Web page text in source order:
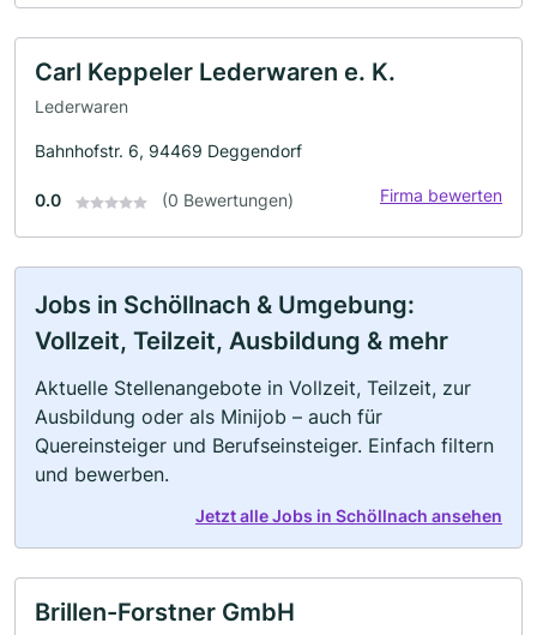
Carl Keppeler Lederwaren e. K.
Lederwaren
Bahnhofstr. 6, 94469 Deggendorf
0.0 (0 Bewertungen) Firma bewerten
Jobs in Schöllnach & Umgebung:
Vollzeit, Teilzeit, Ausbildung & mehr
Aktuelle Stellenangebote in Vollzeit, Teilzeit, zur
Ausbildung oder als Minijob – auch für
Quereinsteiger und Berufseinsteiger. Einfach filtern
und bewerben.
Jetzt alle Jobs in Schöllnach ansehen
Brillen-Forstner GmbH